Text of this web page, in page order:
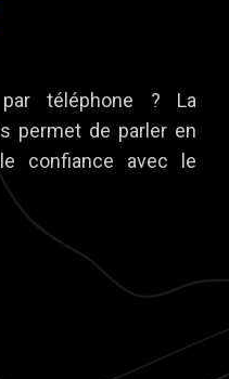
téléphone ? La
permet de parler en
confiance avec le